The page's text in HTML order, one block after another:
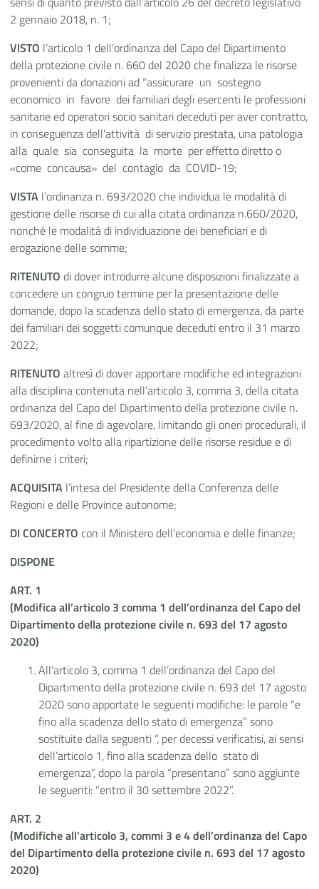
2 gennaio 2018, n. 1;
VISTO l’articolo 1 dell’ordinanza del Capo del Dipartimento
della protezione civile n. 660 del 2020 che finalizza le risorse
provenienti da donazioni ad “assicurare un sostegno
economico in favore dei familiari degli esercenti le professioni
sanitarie ed operatori socio sanitari deceduti per aver contratto,
in conseguenza dell'attività di servizio prestata, una patologia
alla quale sia conseguita la morte per effetto diretto o
«come concausa» del contagio da COVID-19;
VISTA l’ordinanza n. 693/2020 che individua le modalità di
gestione delle risorse di cui alla citata ordinanza n.660/2020,
nonché le modalità di individuazione dei beneficiari e di
erogazione delle somme;
RITENUTO di dover introdurre alcune disposizioni finalizzate a
concedere un congruo termine per la presentazione delle
domande, dopo la scadenza dello stato di emergenza, da parte
dei familiari dei soggetti comunque deceduti entro il 31 marzo
2022;
RITENUTO altresì di dover apportare modifiche ed integrazioni
alla disciplina contenuta nell’articolo 3, comma 3, della citata
ordinanza del Capo del Dipartimento della protezione civile n.
693/2020, al fine di agevolare, limitando gli oneri procedurali, il
procedimento volto alla ripartizione delle risorse residue e di
definirne i criteri;
ACQUISITA l’intesa del Presidente della Conferenza delle
Regioni e delle Province autonome;
DI CONCERTO con il Ministero dell’economia e delle finanze;
DISPONE
ART. 1
(Modifica all’articolo 3 comma 1 dell’ordinanza del Capo del
Dipartimento della protezione civile n. 693 del 17 agosto
2020)
All’articolo 3, comma 1 dell’ordinanza del Capo del
Dipartimento della protezione civile n. 693 del 17 agosto
2020 sono apportate le seguenti modifiche: le parole “e
fino alla scadenza dello stato di emergenza” sono
sostituite dalla seguenti “, per decessi verificatisi, ai sensi
dell’articolo 1, fino alla scadenza dello stato di
emergenza”, dopo la parola “presentano” sono aggiunte
le seguenti: “entro il 30 settembre 2022”.
ART. 2
(Modifiche all’articolo 3, commi 3 e 4 dell’ordinanza del Capo
del Dipartimento della protezione civile n. 693 del 17 agosto
2020)